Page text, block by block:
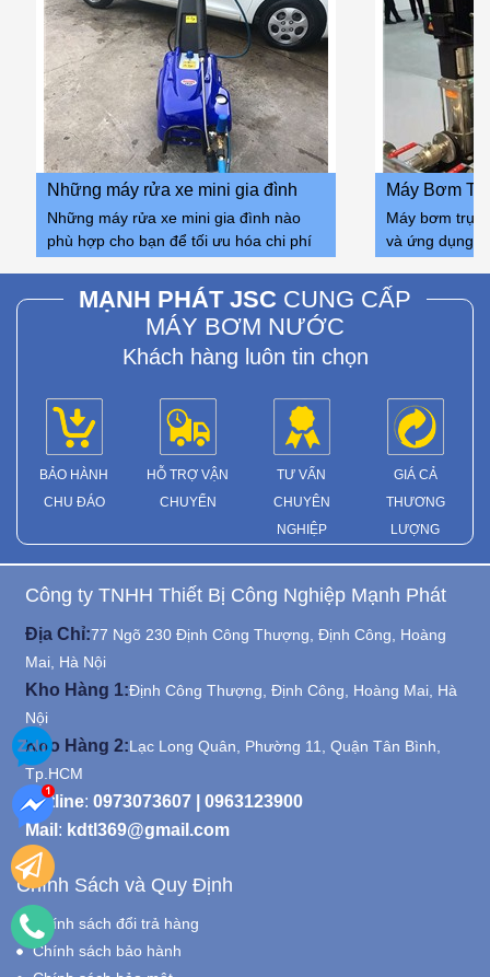
Những máy rửa xe mini gia đình
nào phù hợp cho bạn
Những máy rửa xe mini gia đình nào
phù hợp cho bạn để tối ưu hóa chi phí
vấn qua các vấn đề sau đây, như các
đọc thông số máy, lựa chọn hãng cũng
như doanh nghiệp phân phối uy tín
Máy Bơm
Và Ứng
Máy bơm trục
và ứng dụng
một mặt để
chính sản
Hướng dẫn mua hàng
website của Thăng Long JSC, khách
mua sắm thuận lợi, thanh toán linh hoạt
trên website giamaybom.vn
MẠNH PHÁT JSC CUNG CẤP
MÁY BƠM NƯỚC
Khách hàng luôn tin chọn
BẢO HÀNH
CHU ĐÁO
HỖ TRỢ VẬN
CHUYỂN
TƯ VẤN
CHUYÊN
NGHIỆP
GIÁ CẢ
THƯƠNG
LƯỢNG
Công ty TNHH Thiết Bị Công Nghiệp Mạnh Phát
Địa Chỉ:77 Ngõ 230 Định Công Thượng, Định Công, Hoàng
Mai, Hà Nội
Kho Hàng 1:Định Công Thượng, Định Công, Hoàng Mai, Hà
Nội
Kho Hàng 2:Lạc Long Quân, Phường 11, Quận Tân Bình,
Tp.HCM
Hotline: 0973073607
0963123900
Mail : kdtl369@gmail.com
Chính Sách và Quy Định
Chính sách đổi trả hàng
Chính sách bảo hành